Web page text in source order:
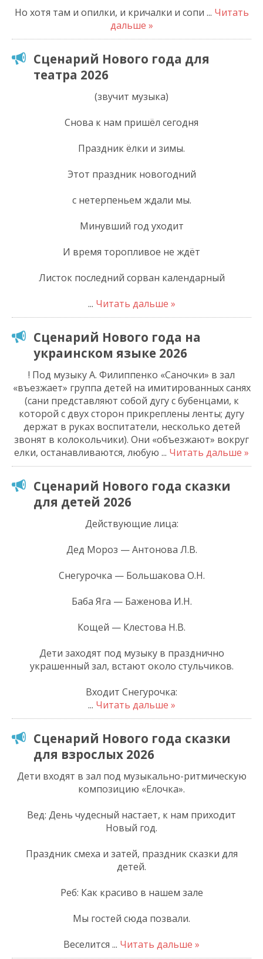
Но хотя там и опилки, и кричалки и сопи ... Читать
дальше »
Сценарий Нового года для
театра 2026
(звучит музыка)
Снова к нам пришёл сегодня
Праздник ёлки и зимы.
Этот праздник новогодний
с нетерпеньем ждали мы.
Минувший год уходит
И время торопливое не ждёт
Листок последний сорван календарный
... Читать дальше »
Сценарий Нового года на
украинском языке 2026
! Под музыку А. Филиппенко «Саночки» в зал
«въезжает» группа детей на имитированных санях
(сани представляют собой дугу с бубенцами, к
которой с двух сторон прикреплены ленты; дугу
держат в руках воспитатели, несколько детей
звонят в колокольчики). Они «объезжают» вокруг
елки, останавливаются, любую ... Читать дальше »
Сценарий Нового года сказки
для детей 2026
Действующие лица:
Дед Мороз — Антонова Л.В.
Снегурочка — Большакова О.Н.
Баба Яга — Баженова И.Н.
Кощей — Клестова Н.В.
Дети заходят под музыку в празднично
украшенный зал, встают около стульчиков.
Входит Снегурочка:
... Читать дальше »
Сценарий Нового года сказки
для взрослых 2026
Дети входят в зал под музыкально-ритмическую
композицию «Елочка».
Вед: День чудесный настает, к нам приходит
Новый год.
Праздник смеха и затей, праздник сказки для
детей.
Реб: Как красиво в нашем зале
Мы гостей сюда позвали.
Веселится ... Читать дальше »